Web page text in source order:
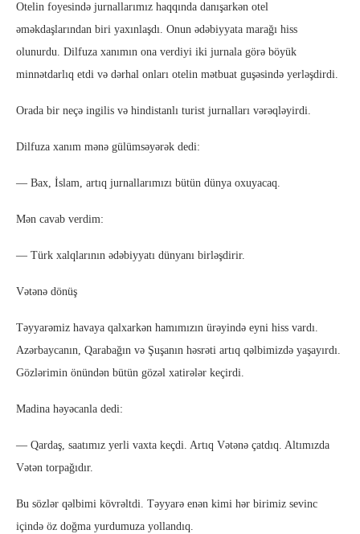
Otelin foyesində jurnallarımız haqqında danışarkən otel
əməkdaşlarından biri yaxınlaşdı. Onun ədəbiyyata marağı hiss
olunurdu. Dilfuza xanımın ona verdiyi iki jurnala görə böyük
minnətdarlıq etdi və dərhal onları otelin mətbuat guşəsində yerləşdirdi.
Orada bir neçə ingilis və hindistanlı turist jurnalları vərəqləyirdi.
Dilfuza xanım mənə gülümsəyərək dedi:
— Bax, İslam, artıq jurnallarımızı bütün dünya oxuyacaq.
Mən cavab verdim:
— Türk xalqlarının ədəbiyyatı dünyanı birləşdirir.
Vətənə dönüş
Təyyarəmiz havaya qalxarkən hamımızın ürəyində eyni hiss vardı.
Azərbaycanın, Qarabağın və Şuşanın həsrəti artıq qəlbimizdə yaşayırdı.
Gözlərimin önündən bütün gözəl xatirələr keçirdi.
Madina həyəcanla dedi:
— Qardaş, saatımız yerli vaxta keçdi. Artıq Vətənə çatdıq. Altımızda
Vətən torpağıdır.
Bu sözlər qəlbimi kövrəltdi. Təyyarə enən kimi hər birimiz sevinc
içində öz doğma yurdumuza yollandıq.